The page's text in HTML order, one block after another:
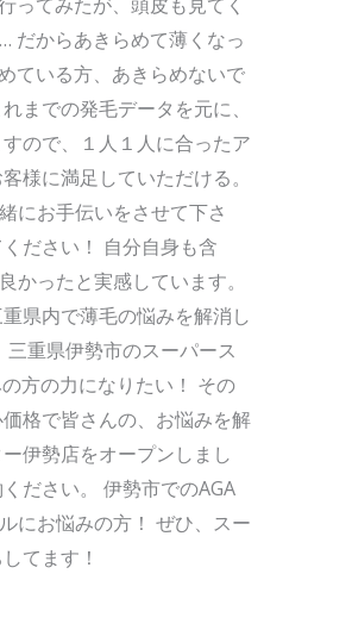
だからあきらめて薄くなっ
ている方、あきらめないで
までの発毛データを元に、
ので、１人１人に合ったア
様に満足していただける。
にお手伝いをさせて下さ
ださい！ 自分自身も含
ったと実感しています。
県内で薄毛の悩みを解消し
重県伊勢市のスーパース
方の力になりたい！ その
格で皆さんの、お悩みを解
伊勢店をオープンしまし
ださい。 伊勢市でのAGA
にお悩みの方！ ぜひ、スー
てます！